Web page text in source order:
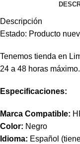
Descripción
Estado: Producto
Tenemos tienda en
24 a 48 horas máximo.
Especificaciones:
Marca Compatible:
Color: Negro
Idioma: Español